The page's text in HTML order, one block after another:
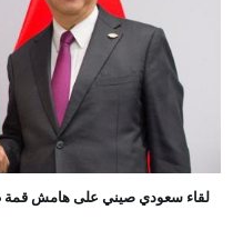
لقاء سعودي صيني على هامش